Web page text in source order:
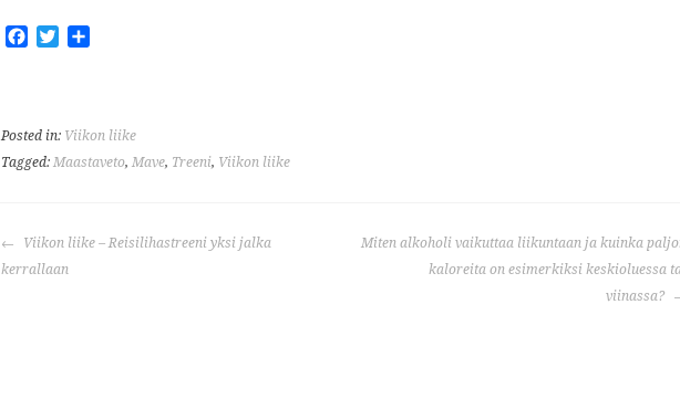
o
o
e
r
Posted in: Viikon liike
Tagged: Maastaveto, Mave, Treeni, Viikon liike
POST
NAVIGATION
Viikon liike – Reisilihastreeni yksi jalka
kerrallaan
Miten alkoholi vaikuttaa liikuntaan ja kuinka
kaloreita on esimerkiksi keskioluessa
viinassa?